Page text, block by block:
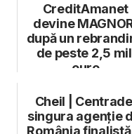
CreditAmanet
devine
după un
de peste 2,5
euro
Cheil | Centrade,
singura agenție
România